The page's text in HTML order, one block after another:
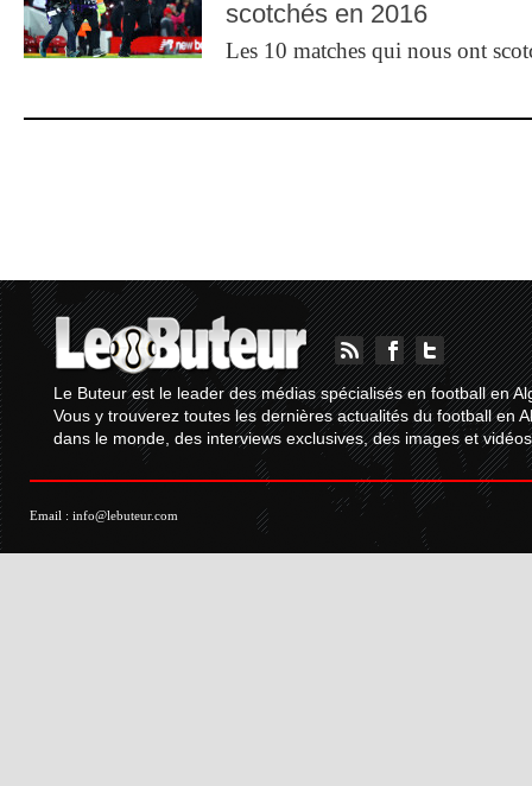
scotchés en 2016
Les 10 matches qui nous ont
Le Buteur est le leader des médias spécialisés en football en
Vous y trouverez toutes les dernières actualités du football en
dans le monde, des interviews exclusives, des images et
Email : info@lebuteur.com